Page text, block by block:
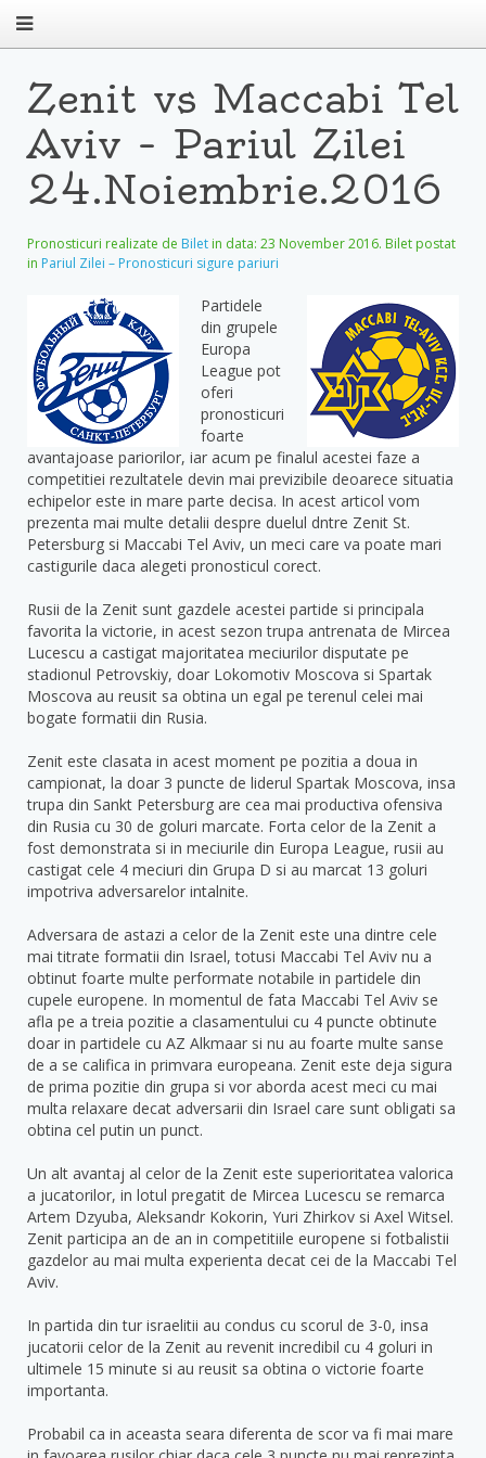
Zenit vs Maccabi Tel
Aviv – Pariul Zilei
24.Noiembrie.2016
Pronosticuri realizate de Bilet in data: 23 November 2016. Bilet postat
in Pariul Zilei – Pronosticuri sigure pariuri
Partidele
din grupele
Europa
League pot
oferi
pronosticuri
foarte
avantajoase pariorilor, iar acum pe finalul acestei faze a
competitiei rezultatele devin mai previzibile deoarece situatia
echipelor este in mare parte decisa. In acest articol vom
prezenta mai multe detalii despre duelul dntre Zenit St.
Petersburg si Maccabi Tel Aviv, un meci care va poate mari
castigurile daca alegeti pronosticul corect.
Rusii de la Zenit sunt gazdele acestei partide si principala
favorita la victorie, in acest sezon trupa antrenata de Mircea
Lucescu a castigat majoritatea meciurilor disputate pe
stadionul Petrovskiy, doar Lokomotiv Moscova si Spartak
Moscova au reusit sa obtina un egal pe terenul celei mai
bogate formatii din Rusia.
Zenit este clasata in acest moment pe pozitia a doua in
campionat, la doar 3 puncte de liderul Spartak Moscova, insa
trupa din Sankt Petersburg are cea mai productiva ofensiva
din Rusia cu 30 de goluri marcate. Forta celor de la Zenit a
fost demonstrata si in meciurile din Europa League, rusii au
castigat cele 4 meciuri din Grupa D si au marcat 13 goluri
impotriva adversarelor intalnite.
Adversara de astazi a celor de la Zenit este una dintre cele
mai titrate formatii din Israel, totusi Maccabi Tel Aviv nu a
obtinut foarte multe performate notabile in partidele din
cupele europene. In momentul de fata Maccabi Tel Aviv se
afla pe a treia pozitie a clasamentului cu 4 puncte obtinute
doar in partidele cu AZ Alkmaar si nu au foarte multe sanse
de a se califica in primvara europeana. Zenit este deja sigura
de prima pozitie din grupa si vor aborda acest meci cu mai
multa relaxare decat adversarii din Israel care sunt obligati sa
obtina cel putin un punct.
Un alt avantaj al celor de la Zenit este superioritatea valorica
a jucatorilor, in lotul pregatit de Mircea Lucescu se remarca
Artem Dzyuba, Aleksandr Kokorin, Yuri Zhirkov si Axel Witsel.
Zenit participa an de an in competitiile europene si fotbalistii
gazdelor au mai multa experienta decat cei de la Maccabi Tel
Aviv.
In partida din tur israelitii au condus cu scorul de 3-0, insa
jucatorii celor de la Zenit au revenit incredibil cu 4 goluri in
ultimele 15 minute si au reusit sa obtina o victorie foarte
importanta.
Probabil ca in aceasta seara diferenta de scor va fi mai mare